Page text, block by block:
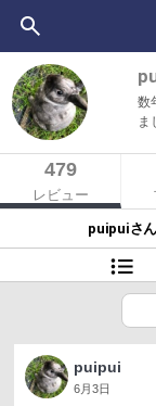
数
ま
479
レビュー
puipuiさ
puipui
6月3日